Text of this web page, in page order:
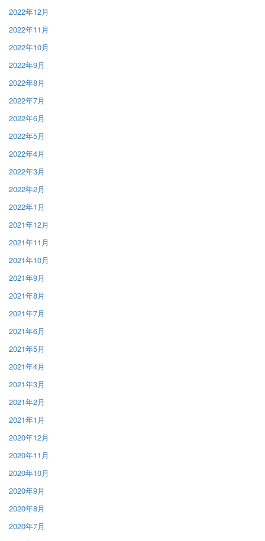
2022年12月
2022年11月
2022年10月
2022年9月
2022年8月
2022年7月
2022年6月
2022年5月
2022年4月
2022年3月
2022年2月
2022年1月
2021年12月
2021年11月
2021年10月
2021年9月
2021年8月
2021年7月
2021年6月
2021年5月
2021年4月
2021年3月
2021年2月
2021年1月
2020年12月
2020年11月
2020年10月
2020年9月
2020年8月
2020年7月